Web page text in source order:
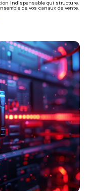
indispensable qui structure,
de vos canaux de vente.